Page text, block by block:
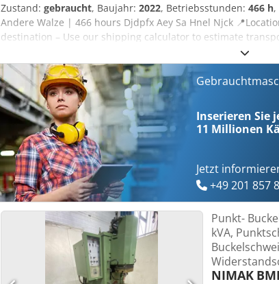
Zustand: gebraucht, Baujahr: 2022, Betriebsstunden: 466 h
Andere Walze | 466 hours Djdpfx Aey Sa Hnel Njck
destination – Use our shipping calculator to estimate
an Offer. Payment at delivery available for an affordable fee
independent expert 27 Inspektionspunkte 27 genehmigt ✅
Inspector's Comment: Keine Mängel festgestellt 📄 Want to
video? Tip: The reference "40835 Equippo" is commonly
this machine and our service stands out: ✔ Thorough
available ✔ Money-Back Guaranteed ✔ Secure and flexible
equipment options? We offer helpful tools and resources
accessible on our platform.
Inserieren Sie
11 Millionen
Jetzt
+49 201 857
Punkt-
kVA,
NIMAK